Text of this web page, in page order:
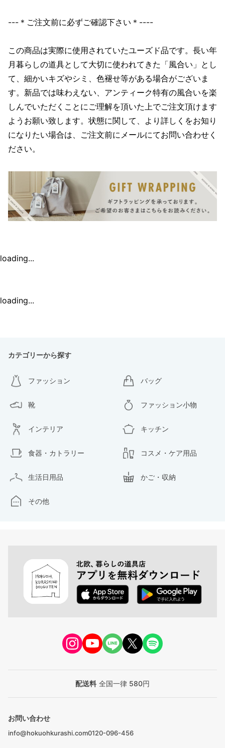
---＊ご注文前に必ずご確認下さい＊----
この商品は実際に使用されていたユーズド品です。長い年
月暮らしの道具として大切に使われてきた「風合い」とし
て、細かいキズやシミ、色褪せ等がある場合がございま
す。新品では味わえない、アンティーク特有の風合いを楽
しんでいただくことにご理解を頂いた上でご注文頂けます
ようお願い致します。状態に関して、より詳しくをお知り
になりたい場合は、ご注文前にメールにてお問い合わせく
ださい。
loading...
loading...
カテゴリーから探す
ファッション バッグ
靴 ファッション小物
インテリア キッチン
食器・カトラリー コスメ・ケア用品
生活日用品 かご・収納
その他
配送料 全国一律 580円
お問い合わせ
info@hokuohkurashi.com0120-096-456